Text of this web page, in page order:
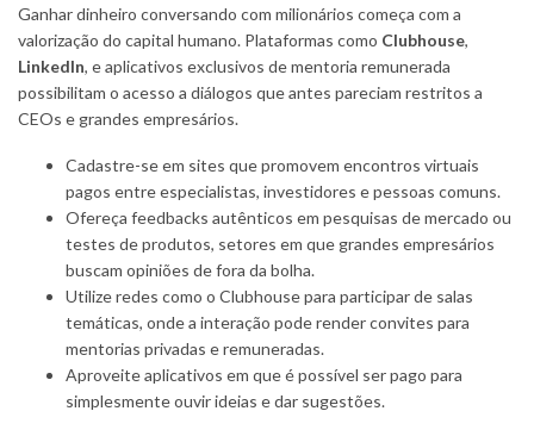
Ganhar dinheiro conversando com milionários começa com a
valorização do capital humano. Plataformas como Clubhouse,
LinkedIn, e aplicativos exclusivos de mentoria remunerada
possibilitam o acesso a diálogos que antes pareciam restritos a
CEOs e grandes empresários.
Cadastre-se em sites que promovem encontros virtuais
pagos entre especialistas, investidores e pessoas comuns.
Ofereça feedbacks autênticos em pesquisas de mercado ou
testes de produtos, setores em que grandes empresários
buscam opiniões de fora da bolha.
Utilize redes como o Clubhouse para participar de salas
temáticas, onde a interação pode render convites para
mentorias privadas e remuneradas.
Aproveite aplicativos em que é possível ser pago para
simplesmente ouvir ideias e dar sugestões.